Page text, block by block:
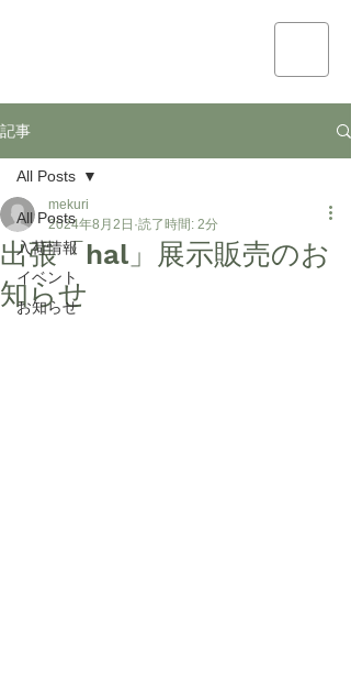
記事
All Posts
入荷情報
イベント
お知らせ
All Posts
出張「hal」展示販売のお
知らせ
mekuri
2024年8月2日 読了時間: 2分